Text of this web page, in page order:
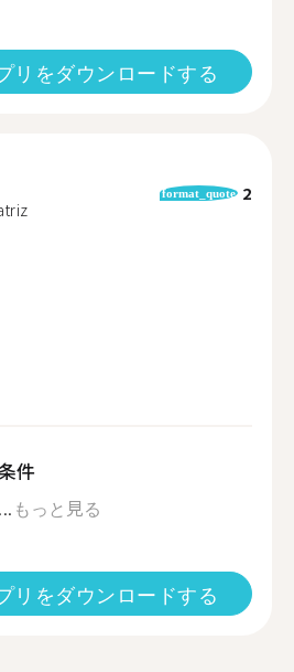
リをダウンロードする
format_quote 2
件
もっと見る
リをダウンロードする